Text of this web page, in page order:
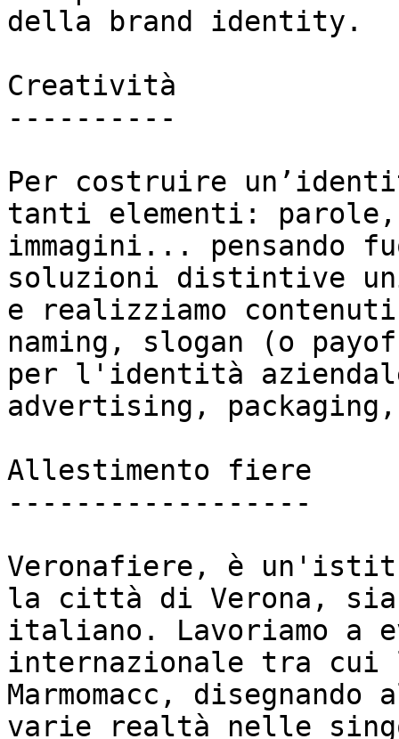
della brand identity.
Creatività
----------
Per costruire
tanti elementi:
immagini... pensando
soluzioni distintive
e realizziamo
naming, slogan (o
per l'identità
advertising,
Allestimento fiere
------------------
Veronafiere, è
la città di Verona,
italiano. Lavoriamo a
internazionale tra
Marmomacc,
varie realtà nelle